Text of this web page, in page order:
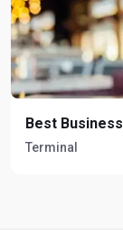
Best
Terminal